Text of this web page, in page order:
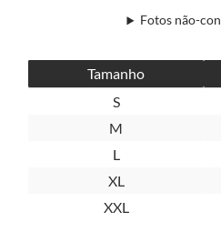
Fotos não-
Tamanho
S
M
L
XL
XXL